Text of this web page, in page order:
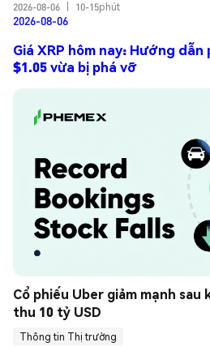
2026-08-06
10-15phút
2026-08-06
Giá XRP hôm nay: Hướng
$1.05 vừa bị phá vỡ
Cổ phiếu Uber giảm mạnh sau
thu 10 tỷ USD
Thông tin Thị trường